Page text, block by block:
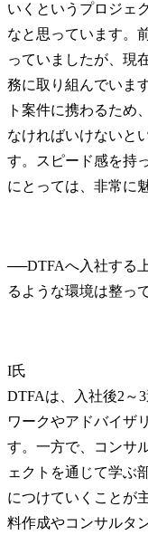
いくというプロジェ
なと思っています。
っていましたが、現
務に取り組んでいま
ト案件に携わるため
なければいけないと
す。スピード感を持
にとっては、非常に
──DTFAへ入社する
I氏
DTFAは、入社後2～
ワークやアドバイザ
す。一方で、コンサ
ェクトを通じて学ぶ
につけていくことが
料作成やコンサルタ